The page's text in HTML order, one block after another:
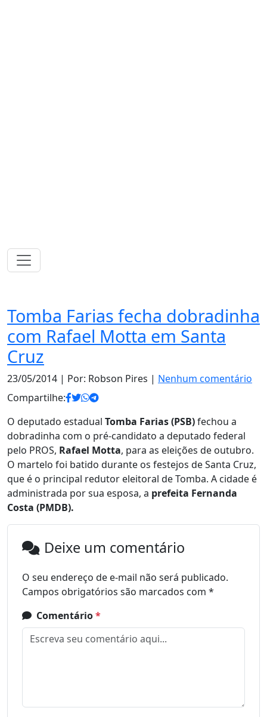
Tomba Farias fecha dobradinha
com Rafael Motta em Santa
Cruz
23/05/2014 | Por: Robson Pires | Nenhum comentário
Compartilhe:
O deputado estadual Tomba Farias (PSB)fechou a
dobradinha com o pré-candidato a deputado federal
pelo PROS, Rafael Motta, para as eleições de outubro.
O martelo foi batido durante os festejos de Santa Cruz,
que é o principal redutor eleitoral de Tomba. A cidade é
administrada por sua esposa, a prefeita Fernanda
Costa (PMDB).
Deixe um comentário
O seu endereço de e-mail não será publicado.
Campos obrigatórios são marcados com *
Comentário*